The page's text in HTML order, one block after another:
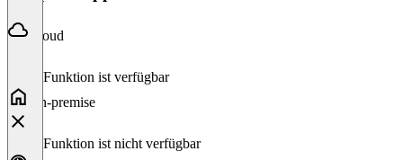
Cloud
Diese Funktion ist verfügbar
On-premise
Diese Funktion ist nicht verfügbar